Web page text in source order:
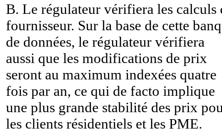
B. Le régulateur vérifiera les calculs
fournisseur. Sur la base de cette
de données, le régulateur vérifiera
aussi que les modifications de prix
seront au maximum indexées quatre
fois par an, ce qui de facto implique
une plus grande stabilité des prix
les clients résidentiels et les PME.